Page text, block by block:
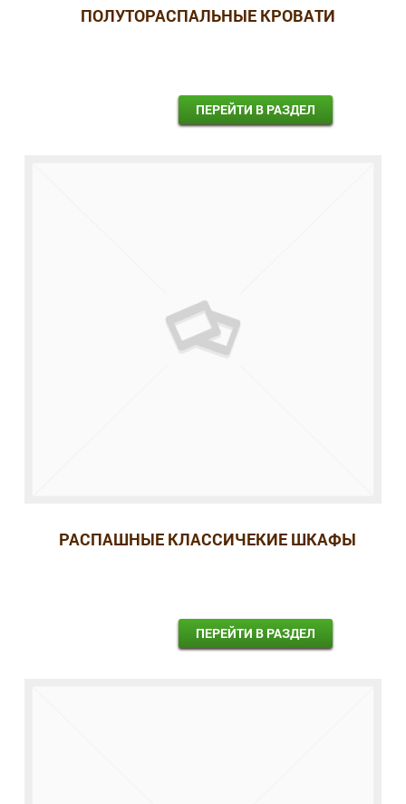
ПОЛУТОРАСПАЛЬНЫЕ КРОВАТИ
ПЕРЕЙТИ В РАЗДЕЛ
РАСПАШНЫЕ КЛАССИЧЕКИЕ ШКАФЫ
ПЕРЕЙТИ В РАЗДЕЛ